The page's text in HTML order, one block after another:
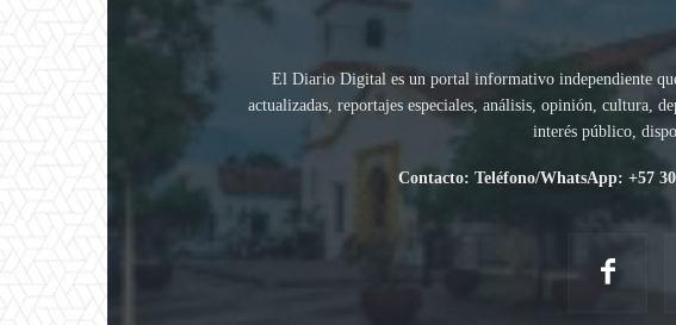
El Diario Digital es un portal informativo independiente
actualizadas, reportajes especiales, análisis, opinión, cultura,
interés público,
Contacto: Teléfono/WhatsApp: +57